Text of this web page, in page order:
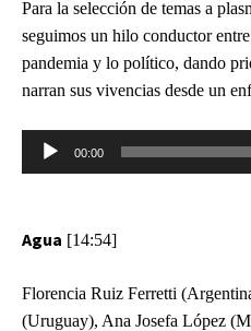
Para la selección de temas a
seguimos un hilo conductor
pandemia y lo político, dando
narran sus vivencias desde un
Reproductor
00:00
Agua [14:54]
Florencia Ruiz Ferretti
(Uruguay), Ana Josefa López